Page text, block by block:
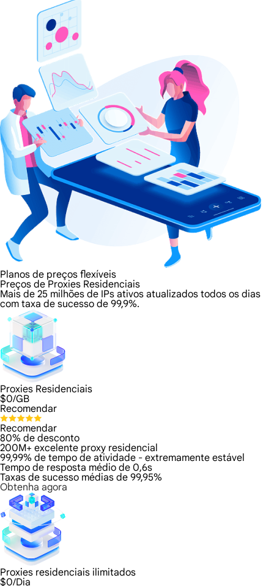
Planos de preços flexíveis
Preços de Proxies Residenciais
Mais de 25 milhões de IPs ativos atualizados todos os dias
com taxa de sucesso de 99,9%.
Proxies Residenciais
$0/GB
Recomendar
Recomendar
80% de desconto
200M+ excelente proxy residencial
99,99% de tempo de atividade - extremamente estável
Tempo de resposta médio de 0,6s
Taxas de sucesso médias de 99,95%
Obtenha agora
Proxies residenciais ilimitados
$0/Dia